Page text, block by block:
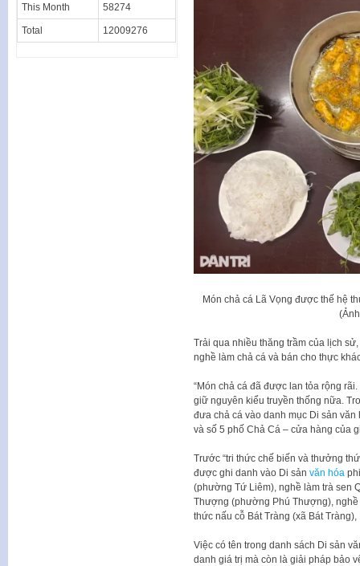
Món chả cá Lã Vọng được thế hệ
Trải qua nhiều thăng trầm của lịch
nghề làm chả cá và bán cho thực
“Món chả cá đã được lan tỏa rộng
giữ nguyên kiểu truyền thống nữa.
đưa chả cá vào danh mục Di sản
và số 5 phố Chả Cá – cửa hàng của
Trước “tri thức chế biến và thưởng
được ghi danh vào Di sản văn hóaphi
(phường Tứ Liêm), nghề làm trà sen
Thượng (phường Phú Thượng),
thức nấu cỗ Bát Tràng (xã Bát
Việc có tên trong danh sách Di sản
danh giá trị mà còn là giải pháp bảo
This Month 58274
Total 12009276